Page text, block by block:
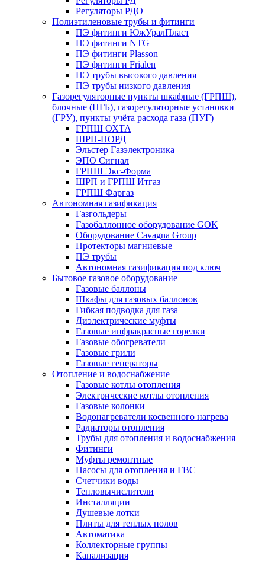
Регуляторы РДО
Полиэтиленовые трубы и фитинги
ПЭ фитинги ЮжУралПласт
ПЭ фитинги NTG
ПЭ фитинги Plasson
ПЭ фитинги Frialen
ПЭ трубы высокого давления
ПЭ трубы низкого давления
Газорегуляторные пункты шкафные (ГРПШ),
блочные (ПГБ), газорегуляторные установки
(ГРУ), пункты учёта расхода газа (ПУГ)
ГРПШ ОХТА
ШРП-НОРД
Эльстер Газэлектроника
ЭПО Сигнал
ГРПШ Экс-Форма
ШРП и ГРПШ Итгаз
ГРПШ Фаргаз
Автономная газификация
Газгольдеры
Газобаллонное оборудование GOK
Оборудование Cavagna Group
Протекторы магниевые
ПЭ трубы
Автономная газификация под ключ
Бытовое газовое оборудование
Газовые баллоны
Шкафы для газовых баллонов
Гибкая подводка для газа
Диэлектрические муфты
Газовые инфракрасные горелки
Газовые обогреватели
Газовые грили
Газовые генераторы
Отопление и водоснабжение
Газовые котлы отопления
Электрические котлы отопления
Газовые колонки
Водонагреватели косвенного нагрева
Радиаторы отопления
Трубы для отопления и водоснабжения
Фитинги
Муфты ремонтные
Насосы для отопления и ГВС
Счетчики воды
Тепловычислители
Инсталляции
Душевые лотки
Плиты для теплых полов
Автоматика
Коллекторные группы
Канализация